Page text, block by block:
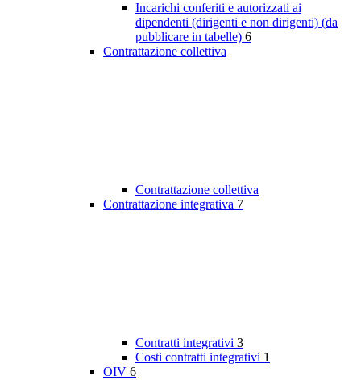
Incarichi conferiti e autorizzati ai
dipendenti (dirigenti e non dirigenti) (da
pubblicare in tabelle) 6
Contrattazione collettiva
Contrattazione collettiva
Contrattazione integrativa 7
Contratti integrativi 3
Costi contratti integrativi 1
OIV 6